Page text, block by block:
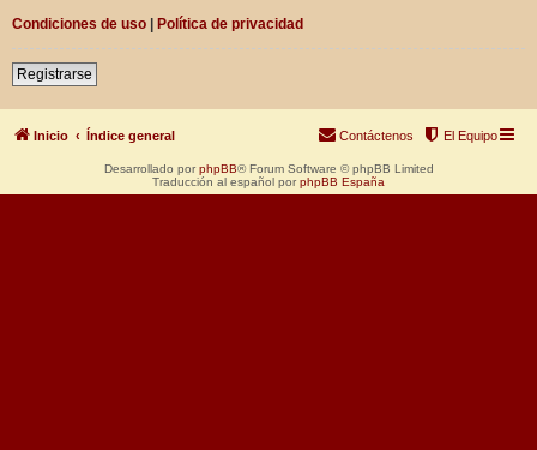
Condiciones de uso | Política de privacidad
Registrarse
Inicio Índice general El Equipo
Contáctenos
Desarrollado por phpBB® Forum Software © phpBB Limited
Traducción al español por phpBB España